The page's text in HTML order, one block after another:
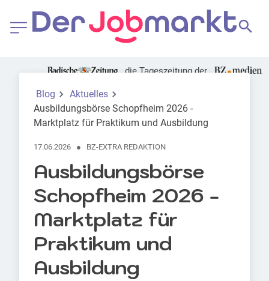
die Tageszeitung der
Foto: Canva | Monkey Business Images
Blog
Aktuelles
Ausbildungsbörse Schopfheim 2026 -
Marktplatz für Praktikum und Ausbildung
17.06.2026 ● BZ-EXTRA REDAKTION
Ausbildungsbörse
Schopfheim 2026 -
Marktplatz für
Praktikum und
Ausbildung